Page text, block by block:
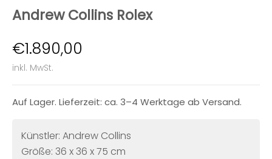
Andrew Collins Rolex
Angebot
€1.890,00
inkl. MwSt.
Auf Lager. Lieferzeit: ca. 3–4 Werktage ab Versand.
Künstler: Andrew Collins
Größe: 36 x 36 x 75 cm